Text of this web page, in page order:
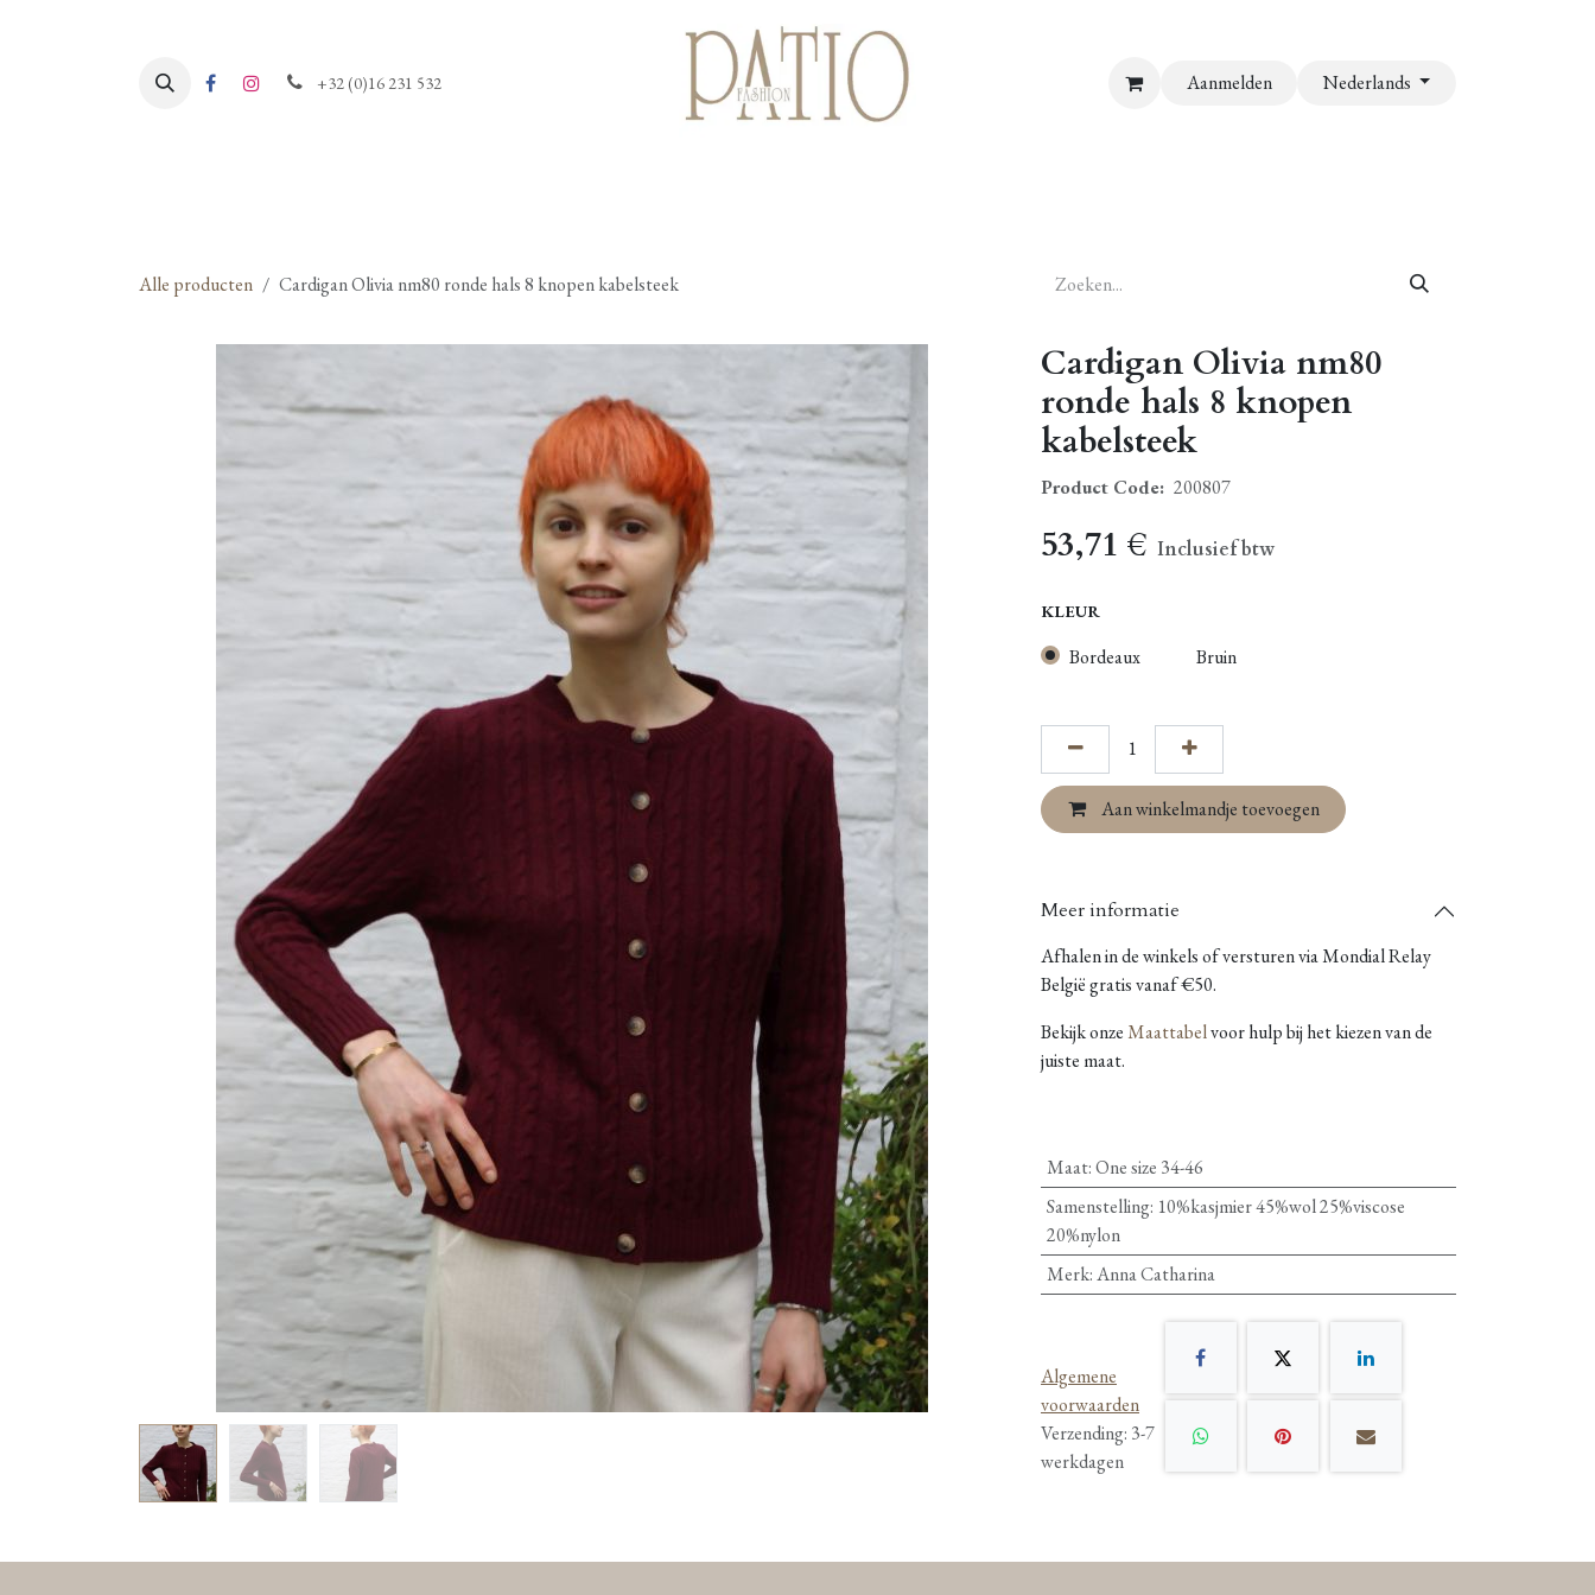
+32 (0)16 231 532 Aanmelden Nederlands
Alle producten Cardigan Olivia nm80 ronde hals 8 knopen kabelsteek
Cardigan Olivia nm80
ronde hals 8 knopen
kabelsteek
Product Code: 200807
53,71 € Inclusief btw
KLEUR
Bordeaux Bruin
Aan winkelmandje toevoegen
Meer informatie
Afhalen in de winkels of versturen via Mondial Relay
België gratis vanaf €50.
Bekijk onzeMaattabelvoor hulp bij het kiezen van de
juiste maat.
Maat:One size 34-46
Samenstelling: 10%kasjmier 45%wol 25%viscose
20%nylon
Merk:Anna Catharina
Algemene
voorwaarden
Verzending: 3-7
werkdagen